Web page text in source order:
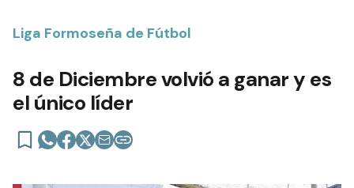
Liga Formoseña de Fútbol
8 de Diciembre volvió a ganar y es
el único líder